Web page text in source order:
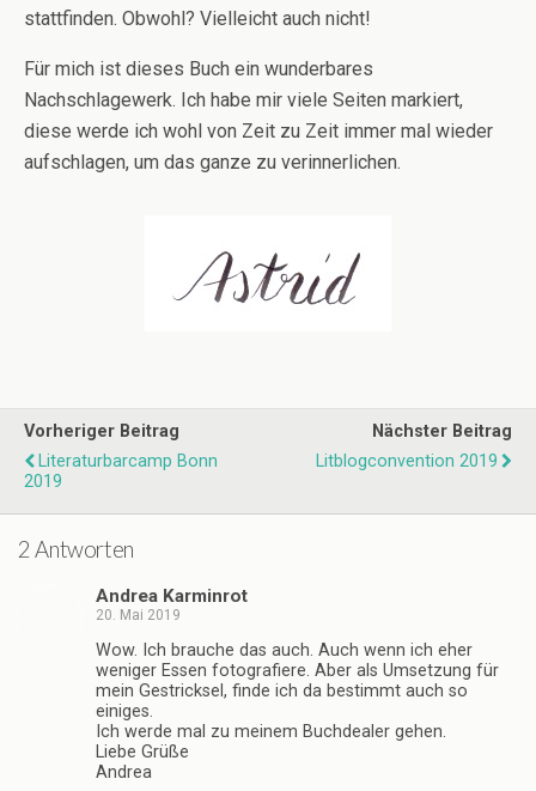
stattfinden. Obwohl? Vielleicht auch nicht!
Für mich ist dieses Buch ein wunderbares
Nachschlagewerk. Ich habe mir viele Seiten markiert,
diese werde ich wohl von Zeit zu Zeit immer mal wieder
aufschlagen, um das ganze zu verinnerlichen.
Vorheriger Beitrag
Literaturbarcamp Bonn
2019
Nächster Beitrag
Litblogconvention 2019
2 Antworten
Andrea Karminrot
20. Mai 2019
Wow. Ich brauche das auch. Auch wenn ich eher
weniger Essen fotografiere. Aber als Umsetzung für
mein Gestricksel, finde ich da bestimmt auch so
einiges.
Ich werde mal zu meinem Buchdealer gehen.
Liebe Grüße
Andrea